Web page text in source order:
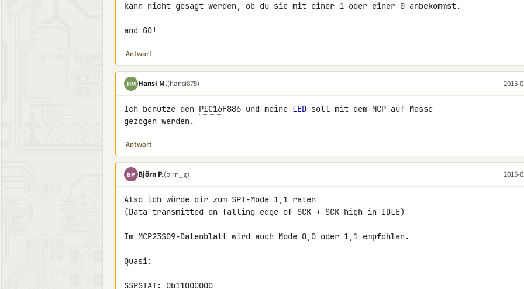
kann nicht gesagt werden, ob du sie mit einer 1 oder einer 0 anbekommst.
and GO!
Antwort
HM Hansi M.(hansi875) 2015-
Ich benutze den PIC16F886 und meine LED soll mit dem MCP auf Masse
gezogen werden.
Antwort
BP Björn P.(bjrn_g) 2015-
Also ich würde dir zum SPI-Mode 1,1 raten
(Data transmitted on falling edge of SCK + SCK high in IDLE)
Im MCP23S09-Datenblatt wird auch Mode 0,0 oder 1,1 empfohlen.
Quasi:
SSPSTAT: 0b11000000